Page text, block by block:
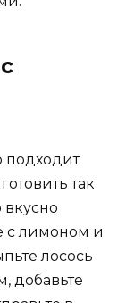
подходит
так
вкусно
с лимоном и
лосось
добавьте